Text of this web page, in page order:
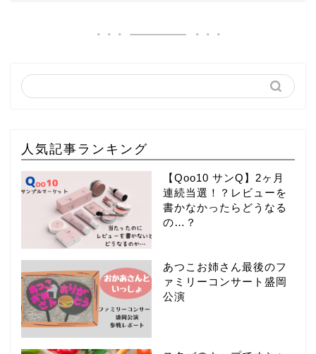
人気記事ランキング
【Qoo10 サンQ】2ヶ月
連続当選！？レビューを
書かなかったらどうなる
の…？
あつこお姉さん最後のフ
ァミリーコンサート盛岡
公演